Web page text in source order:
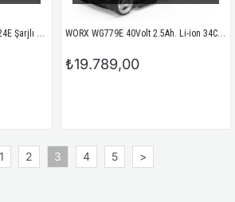
WORX WA0142 12CM 5’’ WG324E Şarjlı Testere İçin Yedek Zincir WORX WG779E 40Volt 2.5Ah. Li-ion 34CM Profesyonel Şarjlı Çim Biçme
₺19.789,00
1 2 3 4 5 >